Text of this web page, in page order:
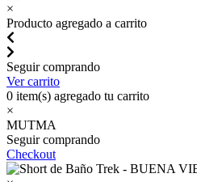
×
Producto agregado a carrito
Seguir comprando
Ver carrito
0 item(s) agregado tu carrito
×
MUTMA
Seguir comprando
Checkout